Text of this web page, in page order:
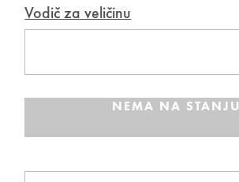
Vodič za veličinu
NEMA NA STANJU